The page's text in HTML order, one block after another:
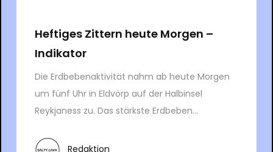
Heftiges Zittern heute Morgen –
Indikator
Die Erdbebenaktivität nahm ab heute Morgen
um fünf Uhr in Eldvörp auf der Halbinsel
Reykjaness zu. Das stärkste Erdbeben...
Redaktion